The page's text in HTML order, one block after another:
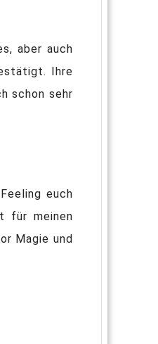
aber auch
Ihre
schon sehr
euch
für meinen
Magie und